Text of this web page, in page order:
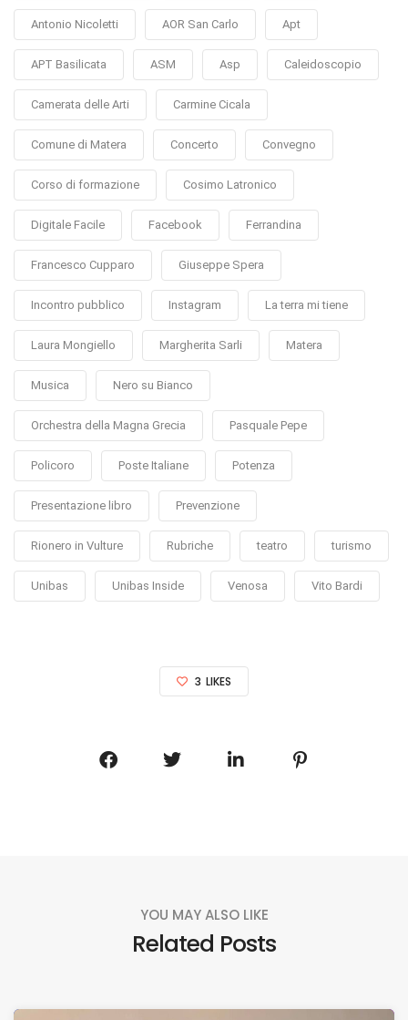
Antonio Nicoletti AOR San Carlo Apt
APT Basilicata ASM Asp Caleidoscopio
Camerata delle Arti Carmine Cicala
Comune di Matera Concerto Convegno
Corso di formazione Cosimo Latronico
Digitale Facile Facebook Ferrandina
Francesco Cupparo Giuseppe Spera
Incontro pubblico Instagram La terra mi tiene
Laura Mongiello Margherita Sarli Matera
Musica Nero su Bianco
Orchestra della Magna Grecia Pasquale Pepe
Policoro Poste Italiane Potenza
Presentazione libro Prevenzione
Rionero in Vulture Rubriche teatro turismo
Unibas Unibas Inside Venosa Vito Bardi
3 LIKES
YOU MAY ALSO LIKE
Related Posts